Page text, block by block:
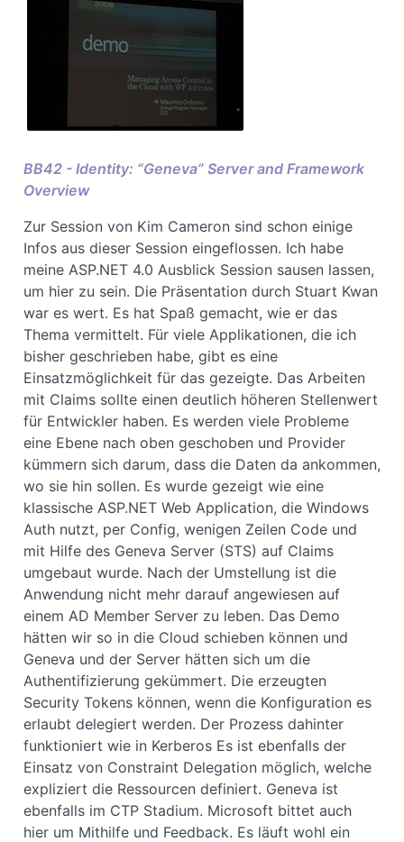
BB42 - Identity: “Geneva” Server and Framework
Overview
Zur Session von Kim Cameron sind schon einige
Infos aus dieser Session eingeflossen. Ich habe
meine ASP.NET 4.0 Ausblick Session sausen lassen,
um hier zu sein. Die Präsentation durch Stuart Kwan
war es wert. Es hat Spaß gemacht, wie er das
Thema vermittelt. Für viele Applikationen, die ich
bisher geschrieben habe, gibt es eine
Einsatzmöglichkeit für das gezeigte. Das Arbeiten
mit Claims sollte einen deutlich höheren Stellenwert
für Entwickler haben. Es werden viele Probleme
eine Ebene nach oben geschoben und Provider
kümmern sich darum, dass die Daten da ankommen,
wo sie hin sollen. Es wurde gezeigt wie eine
klassische ASP.NET Web Application, die Windows
Auth nutzt, per Config, wenigen Zeilen Code und
mit Hilfe des Geneva Server (STS) auf Claims
umgebaut wurde. Nach der Umstellung ist die
Anwendung nicht mehr darauf angewiesen auf
einem AD Member Server zu leben. Das Demo
hätten wir so in die Cloud schieben können und
Geneva und der Server hätten sich um die
Authentifizierung gekümmert. Die erzeugten
Security Tokens können, wenn die Konfiguration es
erlaubt delegiert werden. Der Prozess dahinter
funktioniert wie in Kerberos Es ist ebenfalls der
Einsatz von Constraint Delegation möglich, welche
expliziert die Ressourcen definiert. Geneva ist
ebenfalls im CTP Stadium. Microsoft bittet auch
hier um Mithilfe und Feedback. Es läuft wohl ein